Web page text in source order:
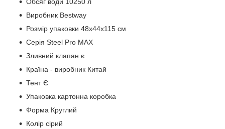
Обсяг води 10250 л
Виробник Bestway
Розмір упаковки 48x44x115 см
Серія Steel Pro MAX
Зливний клапан є
Країна - виробник Китай
Тент Є
Упаковка картонна коробка
Форма Круглий
Колір сірий